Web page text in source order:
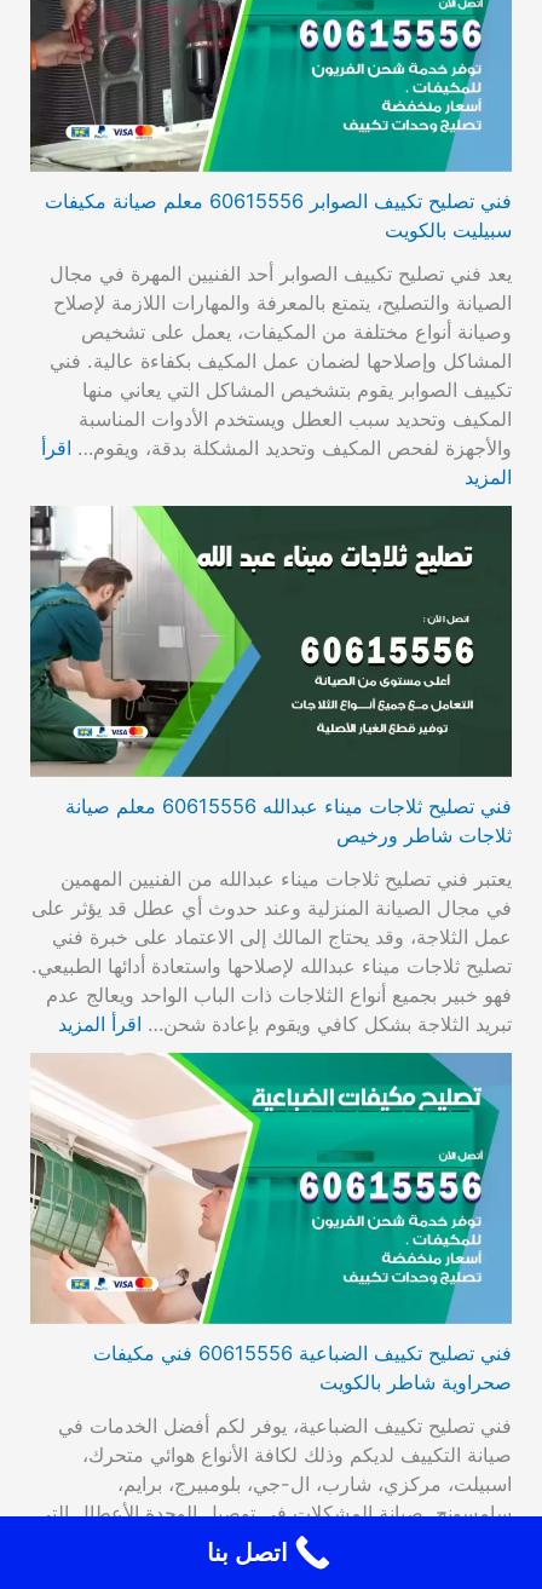
فني تصليح تكييف الصوابر 60615556 معلم صيانة مكيفات
سبيليت بالكويت
يعد فني تصليح تكييف الصوابر أحد الفنيين المهرة في مجال
الصيانة والتصليح، يتمتع بالمعرفة والمهارات اللازمة لإصلاح
وصيانة أنواع مختلفة من المكيفات، يعمل على تشخيص
المشاكل وإصلاحها لضمان عمل المكيف بكفاءة عالية. فني
تكييف الصوابر يقوم بتشخيص المشاكل التي يعاني منها
المكيف وتحديد سبب العطل ويستخدم الأدوات المناسبة
والأجهزة لفحص المكيف وتحديد المشكلة بدقة، ويقوم… اقرأ
المزيد
فني تصليح ثلاجات ميناء عبدالله 60615556 معلم صيانة
ثلاجات شاطر ورخيص
يعتبر فني تصليح ثلاجات ميناء عبدالله من الفنيين المهمين
في مجال الصيانة المنزلية وعند حدوث أي عطل قد يؤثر على
عمل الثلاجة، وقد يحتاج المالك إلى الاعتماد على خبرة فني
تصليح ثلاجات ميناء عبدالله لإصلاحها واستعادة أدائها الطبيعي.
فهو خبير بجميع أنواع الثلاجات ذات الباب الواحد ويعالج عدم
تبريد الثلاجة بشكل كافي ويقوم بإعادة شحن… اقرأ المزيد
فني تصليح تكييف الضباعية 60615556 فني مكيفات
صحراوية شاطر بالكويت
فني تصليح تكييف الضباعية، يوفر لكم أفضل الخدمات في
صيانة التكييف لديكم وذلك لكافة الأنواع هوائي متحرك،
اسبيلت، مركزي، شارب، ال-جي، بلومبيرج، برايم،
سامسونج. صيانة المشكلات في توصيل الوحدة الأعطال التي
تصيب الترموستات، تراكم الجليد، وأيضا تبديل القطع القديمة
بقطع جديدة عالية الأداء والجودة، فحص مستوى الغاز من
اتصل بنا